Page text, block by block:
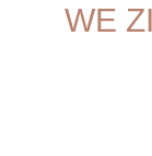
WE